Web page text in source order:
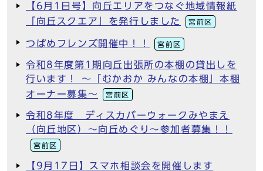
【6月1日号】向丘エリアをつなぐ地域情報紙
「向丘スクエア」を発行しました
宮前区
つばめフレンズ開催中！！ 宮前区
令和8年度第1期向丘出張所の本棚の貸出しを
行います！ ～「むかおか みんなの本棚」本棚
オーナー募集～
宮前区
令和8年度 ディスカバーウォークみやまえ
（向丘地区）～向丘めぐり～参加者募集！！
宮前区
【9月17日】スマホ相談会を開催します